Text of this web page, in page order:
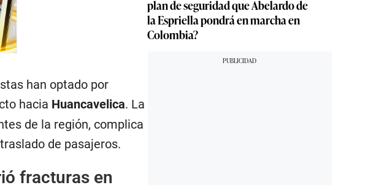
han optado por
hacia Huancavelica. La
de la región, complica
de pasajeros.
fracturas en
plan de seguridad que Abelardo de
la Espriella pondrá en marcha en
Colombia?